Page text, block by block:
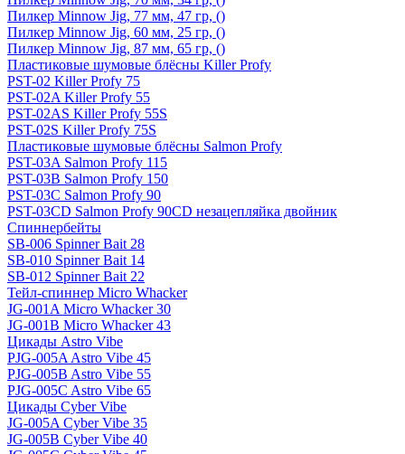
Пилкер Minnow Jig, 77 мм, 47 гр, ()
Пилкер Minnow Jig, 60 мм, 25 гр, ()
Пилкер Minnow Jig, 87 мм, 65 гр, ()
Пластиковые шумовые блёсны Killer Profy
PST-02 Killer Profy 75
PST-02A Killer Profy 55
PST-02AS Killer Profy 55S
PST-02S Killer Profy 75S
Пластиковые шумовые блёсны Salmon Profy
PST-03A Salmon Profy 115
PST-03B Salmon Profy 150
PST-03C Salmon Profy 90
PST-03CD Salmon Profy 90CD незацепляйка двойник
Спиннербейты
SB-006 Spinner Bait 28
SB-010 Spinner Bait 14
SB-012 Spinner Bait 22
Тейл-спиннер Micro Whacker
JG-001A Micro Whacker 30
JG-001B Micro Whacker 43
Цикады Astro Vibe
PJG-005A Astro Vibe 45
PJG-005B Astro Vibe 55
PJG-005C Astro Vibe 65
Цикады Cyber Vibe
JG-005A Cyber Vibe 35
JG-005B Cyber Vibe 40